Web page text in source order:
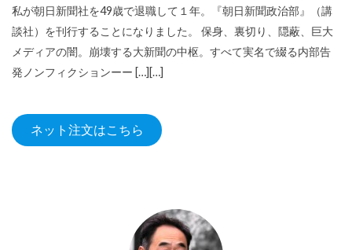
私が朝日新聞社を49歳で退職して１年。『朝日新聞政治部』（講
談社）を刊行することになりました。 保身、裏切り、隠蔽、巨大
メディアの闇。崩壊する大新聞の中枢。すべて実名で綴る内部告
発ノンフィクションーー […][…]
ネット注文はこちら